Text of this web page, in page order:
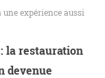
expérience aussi
la restauration
devenue